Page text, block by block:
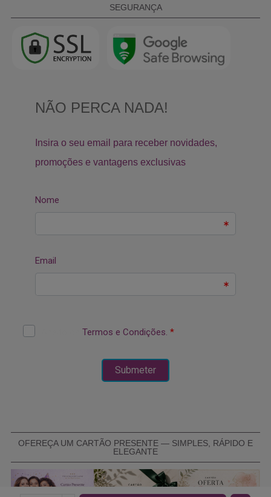
SEGURANÇA
OFEREÇA UM CARTÃO PRESENTE — SIMPLES, RÁPIDO E
ELEGANTE